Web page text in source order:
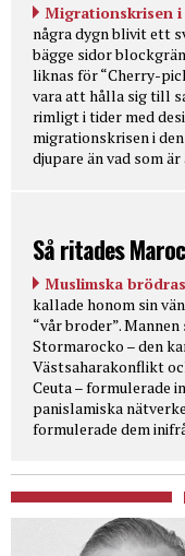
Migrationskrisen i
några dygn blivit ett
bägge sidor
liknas för “Cherry-
vara att hålla sig till
rimligt i tider med
migrationskrisen i
djupare än vad som
Så ritades
Muslimska
kallade honom sin
“vår broder”.
Stormarocko – den
Västsaharakonflikt
Ceuta – formulerade
panislamiska
formulerade dem